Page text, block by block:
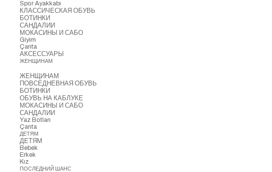
Spor Ayakkabı
КЛАССИЧЕСКАЯ ОБУВЬ
БОТИНКИ
САНДАЛИИ
МОКАСИНЫ И САБО
Giyim
Çanta
АКСЕССУАРЫ
ЖЕНЩИНАМ
ЖЕНЩИНАМ
ПОВСЕДНЕВНАЯ ОБУВЬ
БОТИНКИ
ОБУВЬ НА КАБЛУКЕ
МОКАСИНЫ И САБО
САНДАЛИИ
Yaz Botları
Çanta
ДЕТЯМ
ДЕТЯМ
Bebek
Erkek
Kız
ПОСЛЕДНИЙ ШАНС